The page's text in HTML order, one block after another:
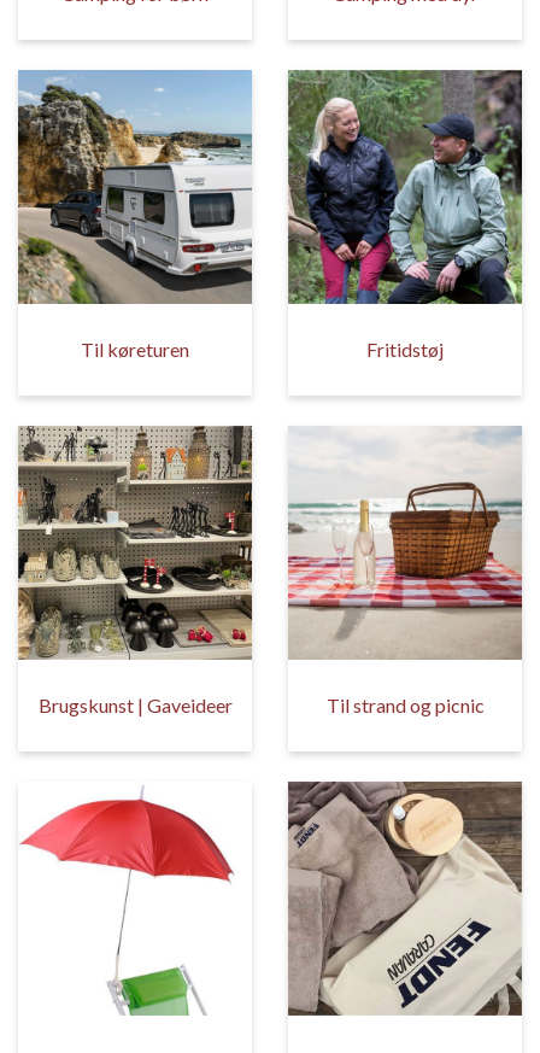
Til køreturen Fritidstøj
Brugskunst | Gaveideer Til strand og picnic